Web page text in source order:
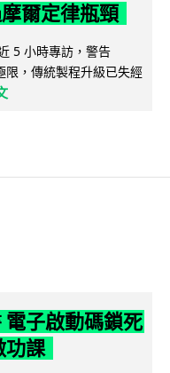
爾定律瓶頸
5 小時專訪，警告
限，傳統製程升級已失經
子啟動碼鎖死
功課